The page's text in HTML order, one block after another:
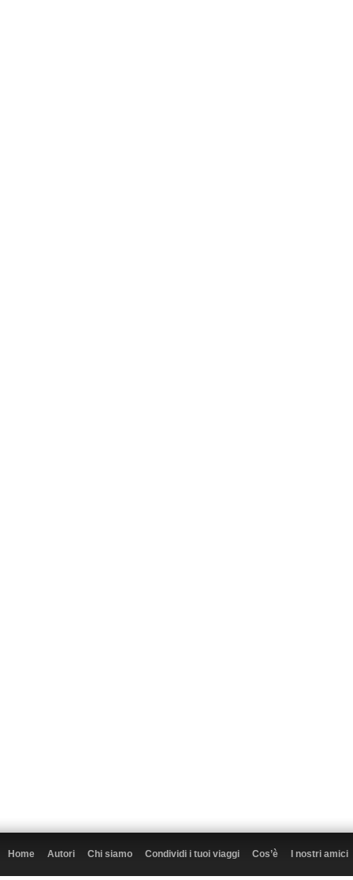
Home Autori Chi siamo Condividi i tuoi viaggi Cos’è I nostri amici